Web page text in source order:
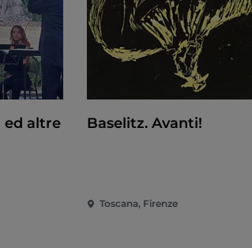
ed altre
Baselitz. Avanti!
Toscana, Firenze